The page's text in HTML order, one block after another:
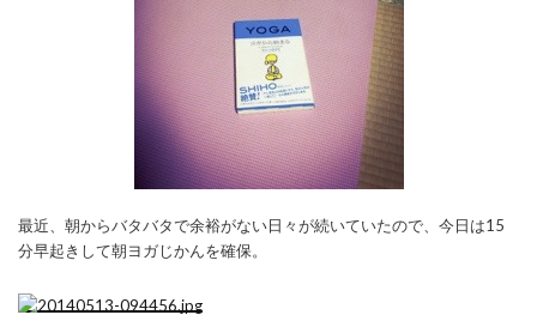
最近、朝からバタバタで余裕がない日々が続いていたので、今日は15
分早起きして朝ヨガじかんを確保。